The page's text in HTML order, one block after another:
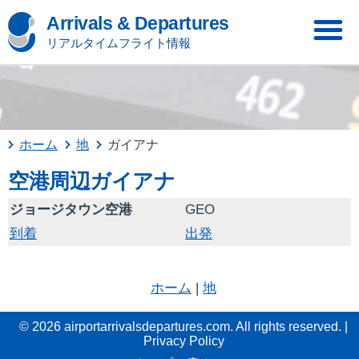
Arrivals & Departures
リアルタイムフライト情報
ホーム 地 ガイアナ
空港周辺ガイアナ
ジョージタウン空港
GEO
到着
出発
ホーム | 地
© 2026 airportarrivalsdepartures.com. All rights reserved. |
Privacy Policy